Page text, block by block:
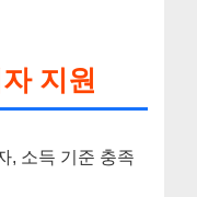
지원
, 소득 기준 충족